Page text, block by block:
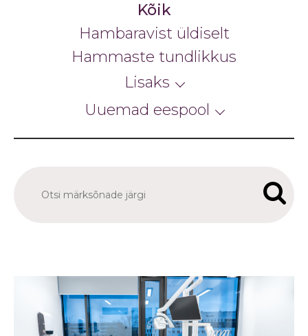
Kõik
Hambaravist üldiselt
Hammaste tundlikkus
Lisaks
Uuemad eespool